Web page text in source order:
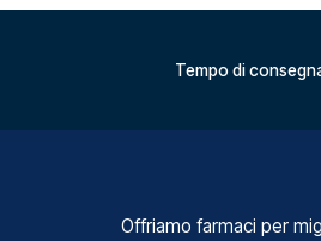
Tempo di
Offriamo farmaci per